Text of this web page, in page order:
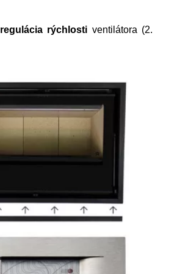
regulácia rýchlosti ventilátora (2.